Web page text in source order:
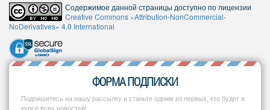
Содержимое данной страницы доступно по лицензии
Creative Commons «Attribution-NonCommercial-
NoDerivatives» 4.0 International
ФОРМА ПОДПИСКИ
Подпишитесь на нашу рассылку и станьте одним из первых, кто будет в
курсе всех новостей!